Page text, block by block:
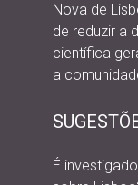
Nova de
de reduzir a
científica
a
É